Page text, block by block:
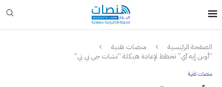
الصفحة الرئيسية
منصات تقنية
“أوبن إيه آي” تخطط لإعادة هيكلة “تشات جي بي تي”
منصات تقنية